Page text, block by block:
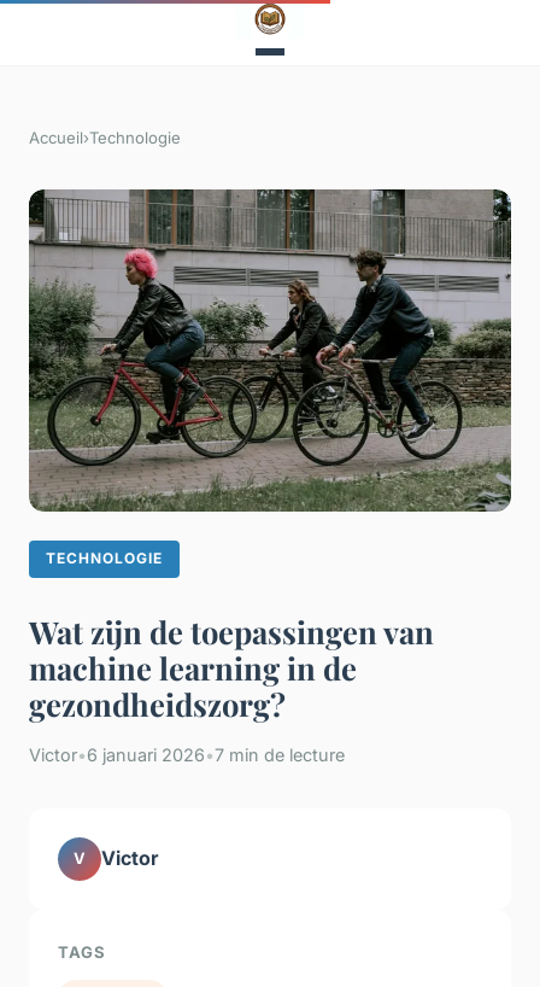
Accueil›Technologie
TECHNOLOGIE
Wat zijn de toepassingen van
machine learning in de
gezondheidszorg?
Victor•6 januari 2026•7 min de lecture
V Victor
TAGS